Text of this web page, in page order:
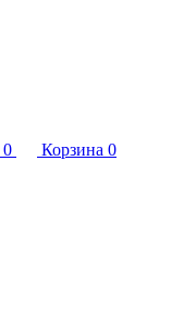
0 Корзина 0